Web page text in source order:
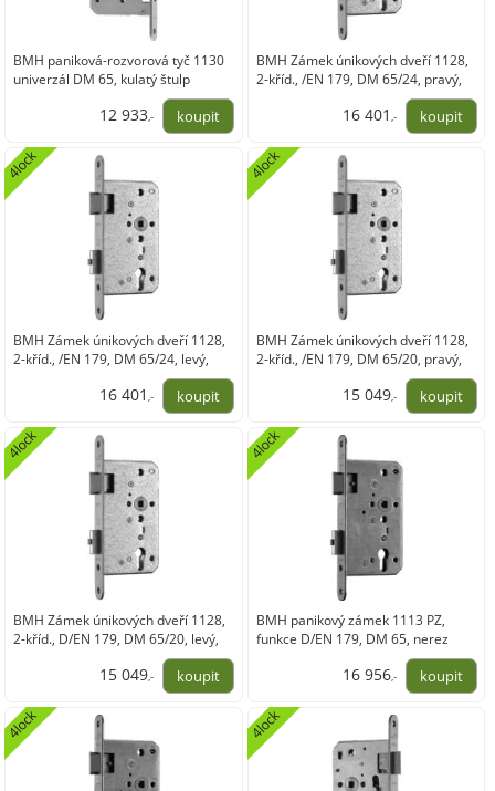
BMH paniková-rozvorová tyč 1130
univerzál DM 65, kulatý štulp
12 933,-
BMH Zámek únikových dveří 1128,
2-kříd., /EN 179, DM 65/24, pravý,
16 401 ,-
13 554,43
BMH Zámek únikových dveří 1128,
2-kříd., /EN 179, DM 65/24, levý,
4lock
16 401,-
BMH Zámek únikových dveří 1128,
2-kříd., /EN 179, DM 65/20, pravý,
4lock
15 049,-
12 436,83
BMH Zámek únikových dveří 1128,
2-kříd., D/EN 179, DM 65/20, levý,
4lock
15 049,-
12 436,83
BMH panikový zámek 1113 PZ,
funkce D/EN 179, DM 65, nerez
4lock
16 956,-
14 012,93
4lock 4lock